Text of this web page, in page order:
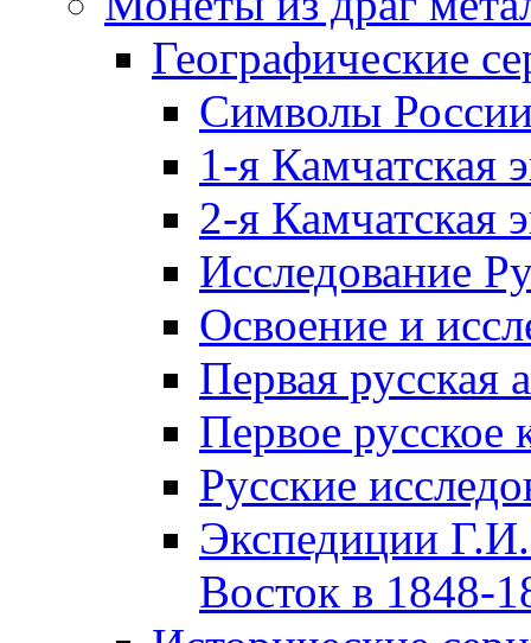
Географические
Символы
1-я Камчатская
2-я Камчатская
Исследование
Освоение и
Первая русская
Первое русское
Русские
Экспедиции
Восток в 1848-